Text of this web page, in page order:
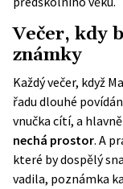
Večer, kdy
známky
Každý večer, když
řadu dlouhé
vnučka cítí, a
nechá prostor. A
které by dospělý
vadila, poznámka